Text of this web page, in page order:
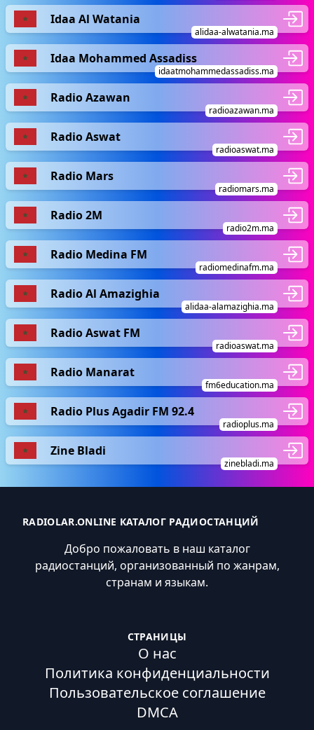
Idaa Al Watania
alidaa-alwatania.ma
Idaa Mohammed Assadiss
idaatmohammedassadiss.ma
Radio Azawan
radioazawan.ma
Radio Aswat
radioaswat.ma
Radio Mars
radiomars.ma
Radio 2M
radio2m.ma
Radio Medina FM
radiomedinafm.ma
Radio Al Amazighia
alidaa-alamazighia.ma
Radio Aswat FM
radioaswat.ma
Radio Manarat
fm6education.ma
Radio Plus Agadir FM 92.4
radioplus.ma
Zine Bladi
zinebladi.ma
RADIOLAR.ONLINE КАТАЛОГ РАДИОСТАНЦИЙ
Добро пожаловать в наш каталог
радиостанций, организованный по жанрам,
странам и языкам.
СТРАНИЦЫ
О нас
Политика конфиденциальности
Пользовательское соглашение
DMCA